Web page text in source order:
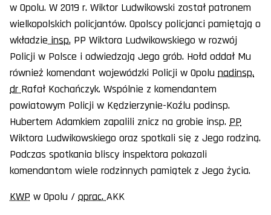
w Opolu. W 2019 r. Wiktor Ludwikowski został patronem
wielkopolskich policjantów. Opolscy policjanci pamiętają o
wkładzieinsp. PP Wiktora Ludwikowskiego w rozwój
Policji w Polsce i odwiedzają Jego grób. Hołd oddał Mu
również komendant wojewódzki Policji w Opolu nadinsp.
drRafał Kochańczyk. Wspólnie z komendantem
powiatowym Policji w Kędzierzynie-Koźlu podinsp.
Hubertem Adamkiem zapalili znicz na grobie insp. PP
Wiktora Ludwikowskiego oraz spotkali się z Jego rodziną.
Podczas spotkania bliscy inspektora pokazali
komendantom wiele rodzinnych pamiątek z Jego życia.
KWP w Opolu / oprac.AKK